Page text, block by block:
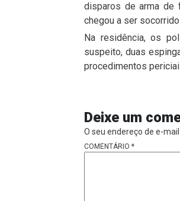
disparos de arma de
chegou a ser
Na residência, os
suspeito, duas
procedimentos
Deixe um
O seu endereço de e-
COMENTÁRIO *